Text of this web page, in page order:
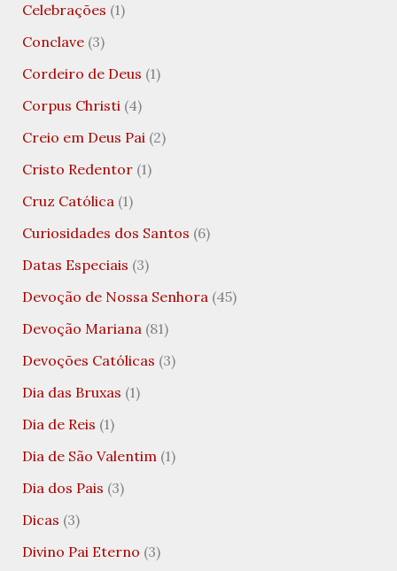
Celebrações (1)
Conclave(3)
Cordeiro de Deus (1)
Corpus Christi(4)
Creio em Deus Pai(2)
Cristo Redentor(1)
Cruz Católica(1)
Curiosidades dos Santos (6)
Datas Especiais (3)
Devoção de Nossa Senhora(45)
Devoção Mariana(81)
Devoções Católicas (3)
Dia das Bruxas (1)
Dia de Reis (1)
Dia de São Valentim(1)
Dia dos Pais (3)
Dicas (3)
Divino Pai Eterno (3)